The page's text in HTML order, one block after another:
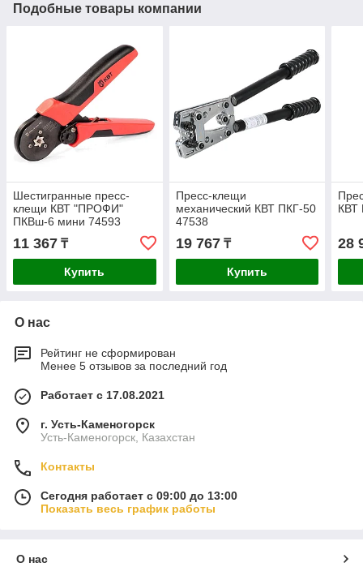
Подобные товары компании
Шестигранные пресс-
клещи КВТ "ПРОФИ"
ПКВш-6 мини 74593
11 367 ₸
Купить
Пресс-клещи
механический КВТ ПКГ-50
47538
19 767₸
Купить
КВТ
28
О нас
Рейтинг не сформирован
Менее 5 отзывов за последний год
Работает с 17.08.2021
г. Усть-Каменогорск
Усть-Каменогорск, Казахстан
Контакты
Сегодня работает с 09:00 до 13:00
Показать весь график работы
О нас